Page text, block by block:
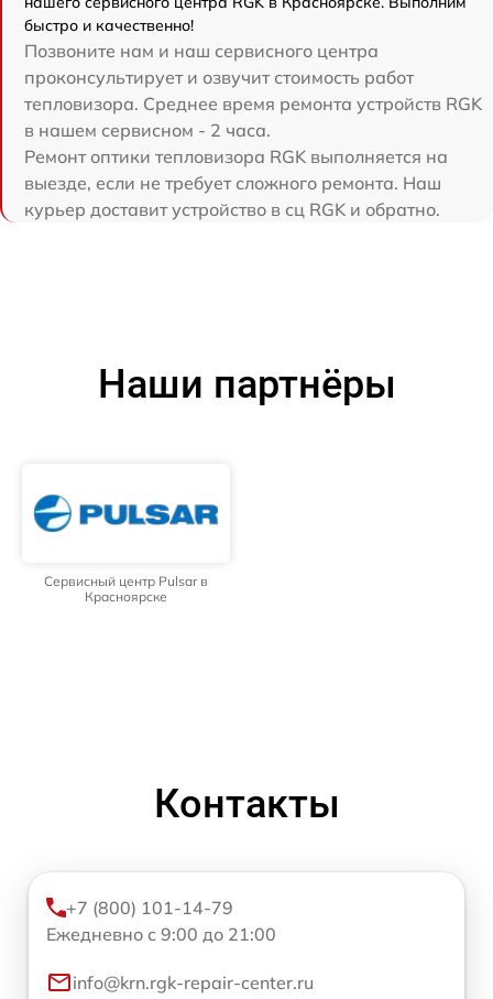
быстро и качественно!
Позвоните нам и наш сервисного центра
проконсультирует и озвучит стоимость работ
тепловизора. Среднее время ремонта устройств RGK
в нашем сервисном - 2 часа.
Ремонт оптики тепловизора RGK выполняется на
выезде, если не требует сложного ремонта. Наш
курьер доставит устройство в сц RGK и обратно.
Наши партнёры
Сервисный центр Pulsar в
Красноярске
Контакты
+7 (800) 101-14-79
Ежедневно с 9:00 до 21:00
info@krn.rgk-repair-center.ru